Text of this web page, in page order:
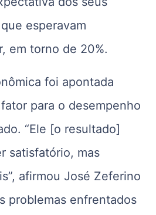
esperavam
em torno de 20%.
foi apontada
para o desempenho
“Ele [o resultado]
satisfatório, mas
afirmou José Zeferino
problemas enfrentados